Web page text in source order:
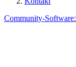
Community-Software: